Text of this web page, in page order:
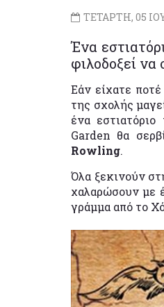
ΤΕΤΑΡΤΗ, 05
Ένα
φιλοδοξεί
Εάν είχατε
της σχολής
ένα
Garden θα
Rowling.
Όλα ξεκινούν
χαλαρώσουν με
γράμμα από το